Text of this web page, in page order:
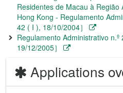
Residentes de Macau à
Hong Kong - Regulamento
42 ( I ), 18/10/2004］
Regulamento Administrativo
19/12/2005］
Applications